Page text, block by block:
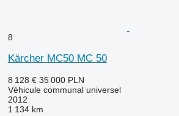
8
Kärcher MC50 MC 50
8 128 € 35 000 PLN
Véhicule communal universel
2012
1 134 km